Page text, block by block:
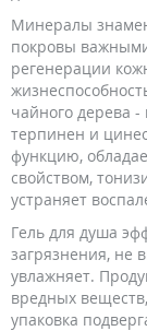
Минералы
покровы
регенерации
чайного дерева
терпинен и
функцию,
свойством,
устраняет
Гель для душа
загрязнения, не
увлажняет.
вредных
упаковка